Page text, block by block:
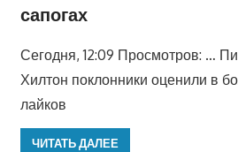
сапогах
Сегодня, 12:09 Просмотров: …
Хилтон поклонники оценили в
лайков
ЧИТАТЬ ДАЛЕЕ